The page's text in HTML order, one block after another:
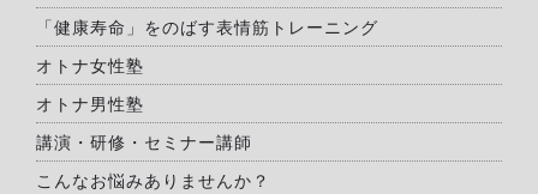
「健康寿命」をのばす表情筋トレーニング
オトナ女性塾
オトナ男性塾
講演・研修・セミナー講師
こんなお悩みありませんか？